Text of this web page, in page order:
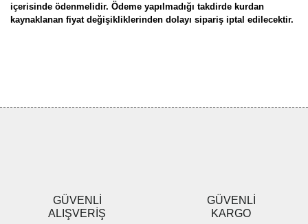
içerisinde ödenmelidir. Ödeme yapılmadığı takdirde kurdan
kaynaklanan fiyat değişikliklerinden dolayı sipariş iptal edilecektir.
Ürün fiyatı diğer sitelerden daha pahalı.
Bu ürüne benzer farklı alternatifler olmalı.
GÜVENLİ
ALIŞVERİŞ
GÜVENLİ
KARGO